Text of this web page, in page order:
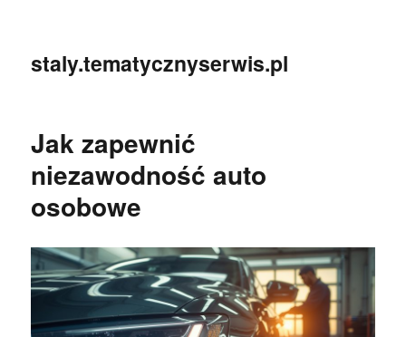
staly.tematycznyserwis.pl
Jak zapewnić
niezawodność auto
osobowe